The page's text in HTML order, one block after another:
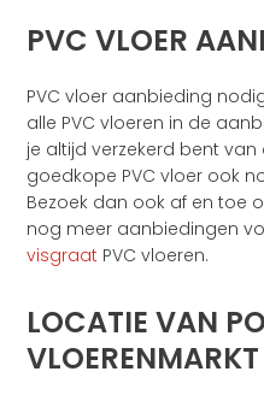
PVC VLOER
PVC vloer aanbieding
alle PVC vloeren in de
je altijd verzekerd bent van
goedkope PVC vloer ook
Bezoek dan ook af en toe
nog meer aanbiedingen
visgraat PVC vloeren.
LOCATIE VAN
VLOERENMARKT